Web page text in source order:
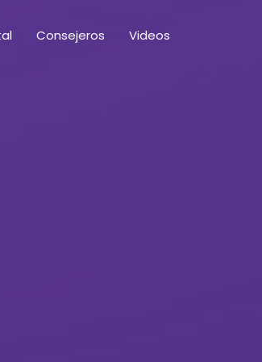
Consejeros Videos